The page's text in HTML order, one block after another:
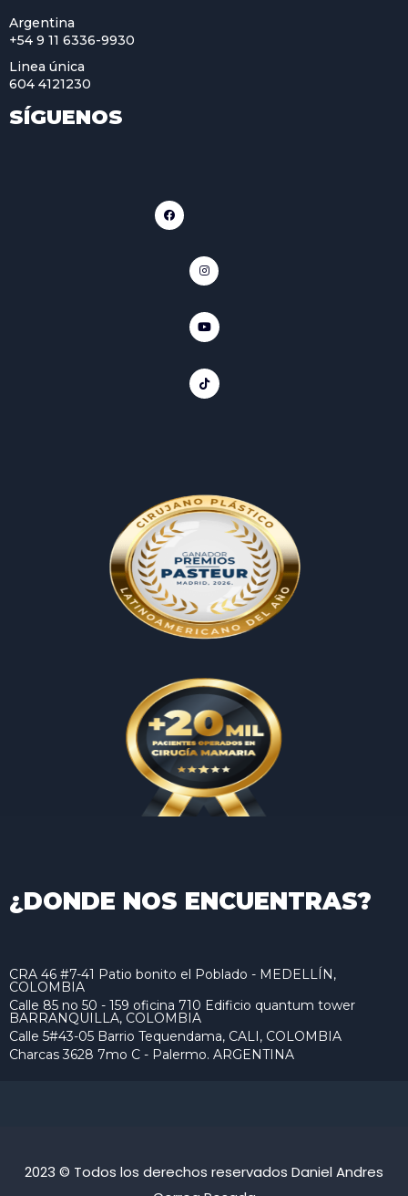
Argentina
+54 9 11 6336-9930
Linea única
604 4121230
SÍGUENOS
¿DONDE NOS ENCUENTRAS?
CRA 46 #7-41 Patio bonito el Poblado - MEDELLÍN,
COLOMBIA
Calle 85 no 50 - 159 oficina 710 Edificio quantum tower
BARRANQUILLA, COLOMBIA
Calle 5#43-05 Barrio Tequendama, CALI, COLOMBIA
Charcas 3628 7mo C - Palermo. ARGENTINA
2023 © Todos los derechos reservados Daniel Andres